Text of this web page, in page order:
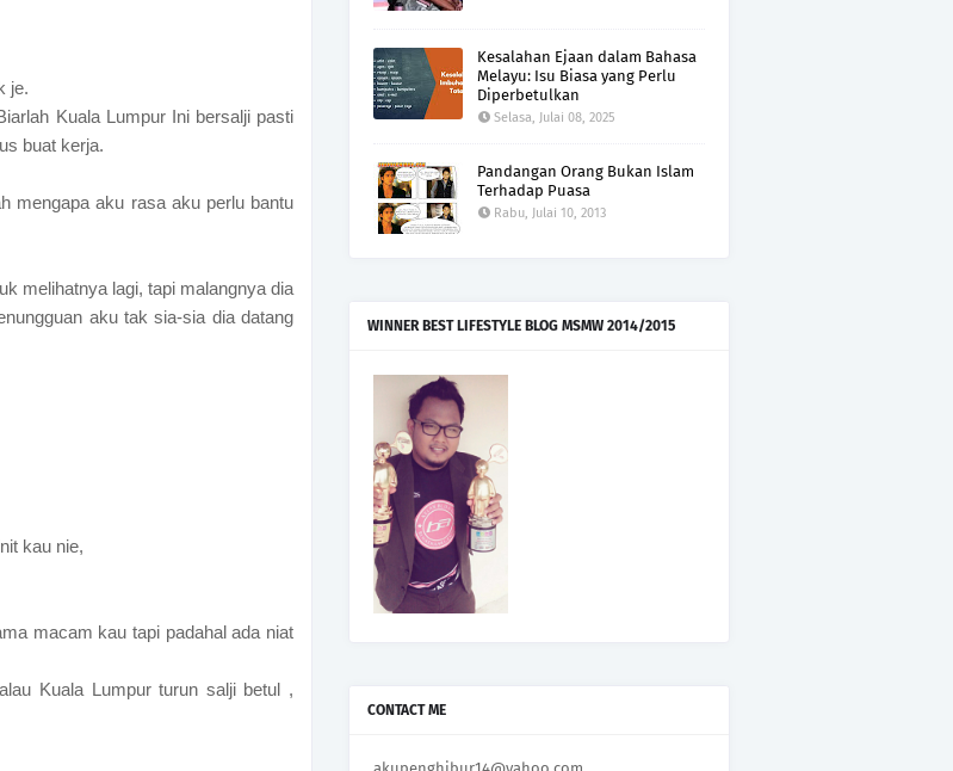
je.
Kuala Lumpur Ini bersalji pasti
buat kerja.
mengapa aku rasa aku perlu bantu
melihatnya lagi, tapi malangnya dia
aku tak sia-sia dia datang
kau nie,
macam kau tapi padahal ada niat
Kuala Lumpur turun salji betul ,
Kesalahan Ejaan dalam Bahasa
Melayu: Isu Biasa yang Perlu
Diperbetulkan
Selasa, Julai 08, 2025
Pandangan Orang Bukan Islam
Terhadap Puasa
Rabu, Julai 10, 2013
WINNER BEST LIFESTYLE BLOG MSMW 2014/2015
CONTACT ME